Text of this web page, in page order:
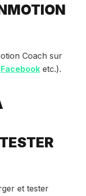
Coach sur
Facebooketc.).
et tester